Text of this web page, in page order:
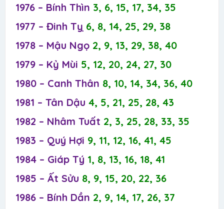
1976 – Bính Thìn 3, 6, 15, 17, 34, 35
1977 – Đinh Tỵ 6, 8, 14, 25, 29, 38
1978 – Mậu Ngọ 2, 9, 13, 29, 38, 40
1979 – Kỷ Mùi 5, 12, 20, 24, 27, 30
1980 – Canh Thân 8, 10, 14, 34, 36, 40
1981 – Tân Dậu 4, 5, 21, 25, 28, 43
1982 – Nhâm Tuất 2, 3, 25, 28, 33, 35
1983 – Quý Hợi 9, 11, 12, 16, 41, 45
1984 – Giáp Tý 1, 8, 13, 16, 18, 41
1985 – Ất Sửu 8, 9, 15, 20, 22, 36
1986 – Bính Dần 2, 9, 14, 17, 26, 37